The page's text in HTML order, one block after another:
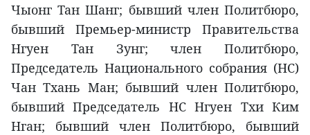
Чыонг Тан Шанг; бывший член Политбюро,
бывший Премьер-министр Правительства
Нгуен Тан Зунг; член Политбюро,
Председатель Национального собрания (НС)
Чан Тхань Ман; бывший член Политбюро,
бывший Председатель НС Нгуен Тхи Ким
Нган; бывший член Политбюро, бывший